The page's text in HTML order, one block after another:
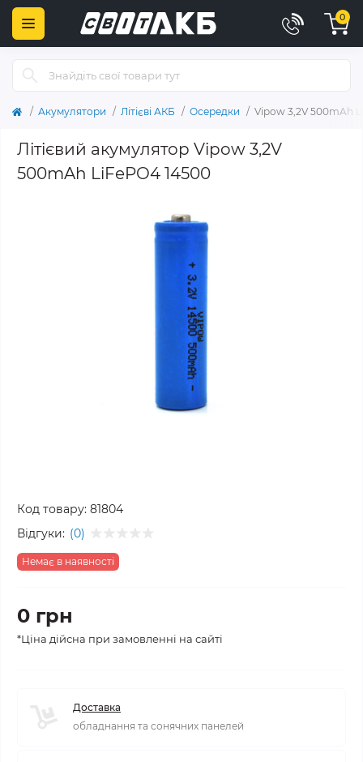
0
Акумулятори Літієві АКБ Осередки Vipow 3,2V 500mAh
Літієвий акумулятор Vipow 3,2V
500mAh LiFePO4 14500
Код товару: 81804
Відгуки: (0)
Немає в наявності
0 грн
*Ціна дійсна при замовленні на сайті
Доставка
обладнання та сонячних панелей